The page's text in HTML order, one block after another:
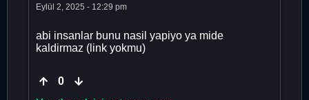
Eylül 2, 2025 - 12:29 pm
abi insanlar bunu nasil yapiyo ya mide
kaldirmaz (link yokmu)
0